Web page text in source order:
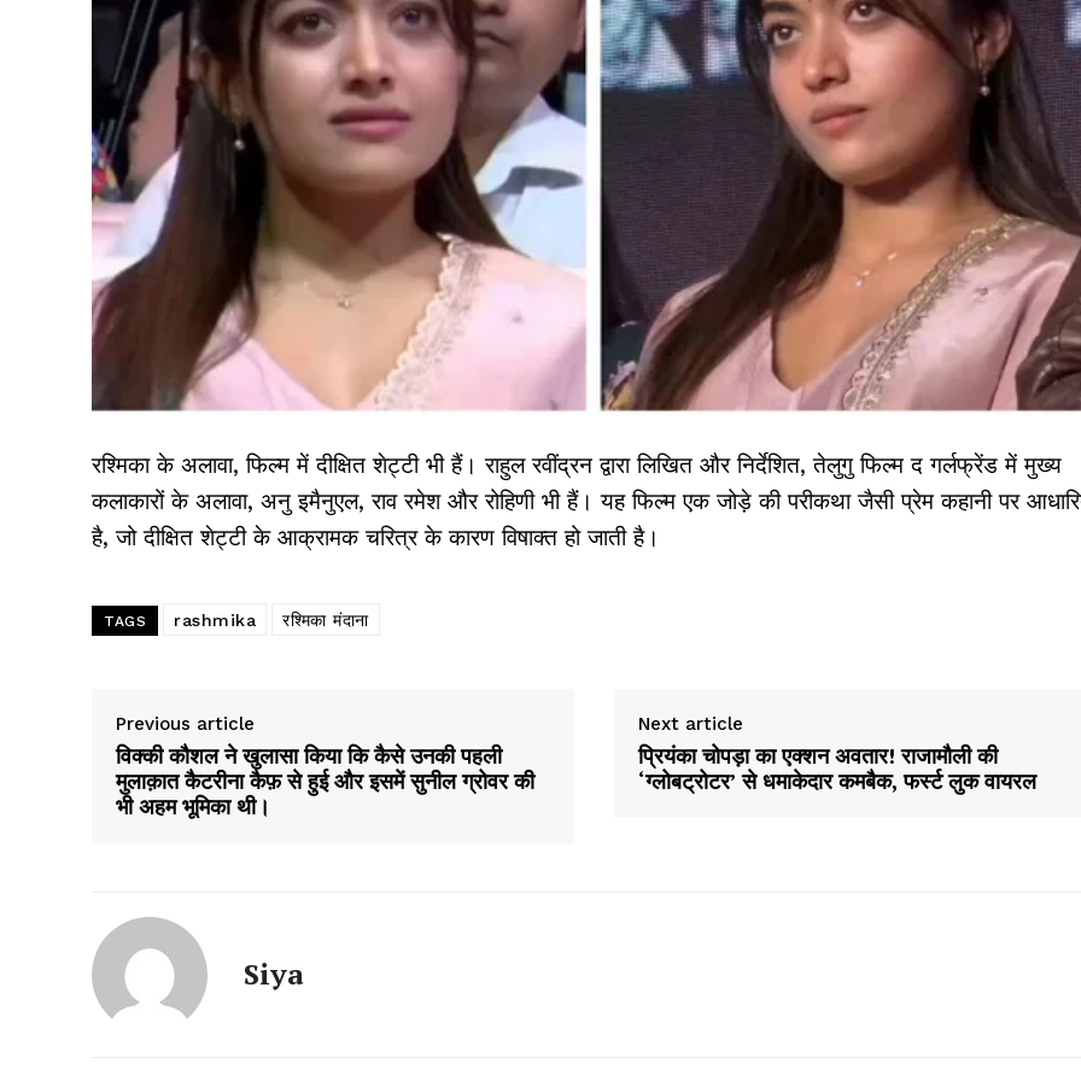
रश्मिका के अलावा, फिल्म में दीक्षित शेट्टी भी हैं। राहुल रवींद्रन द्वारा लिखित और निर्देशित, तेलुगु फिल्म द गर्लफ्रेंड में मुख्य
कलाकारों के अलावा, अनु इमैनुएल, राव रमेश और रोहिणी भी हैं। यह फिल्म एक जोड़े की परीकथा जैसी प्रेम कहानी पर
है, जो दीक्षित शेट्टी के आक्रामक चरित्र के कारण विषाक्त हो जाती है।
TAGS rashmika रश्मिका मंदाना
Previous article
विक्की कौशल ने खुलासा किया कि कैसे उनकी पहली
मुलाक़ात कैटरीना कैफ़ से हुई और इसमें सुनील ग्रोवर की
भी अहम भूमिका थी।
Next article
प्रियंका चोपड़ा का एक्शन अवतार! राजामौली की
‘ग्लोबट्रोटर’ से धमाकेदार कमबैक, फर्स्ट लुक वायरल
Siya